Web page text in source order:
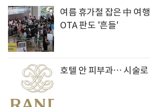
여름 휴가철 잡은 中 여
OTA 판도 '흔들'
호텔 안 피부과… 시술로